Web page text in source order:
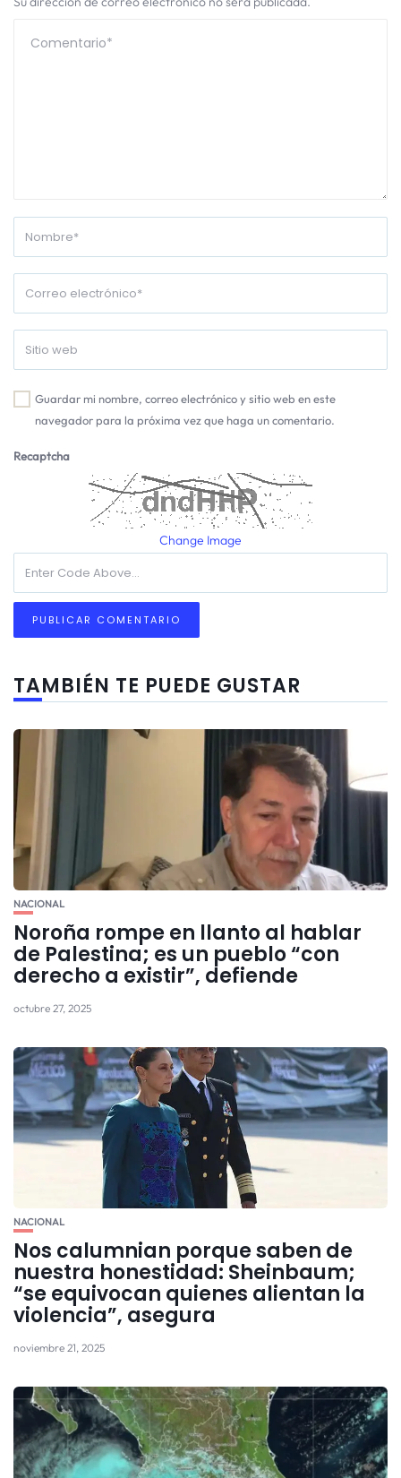
Guardar mi nombre, correo electrónico y sitio web en este
navegador para la próxima vez que haga un comentario.
Recaptcha
Change Image
TAMBIÉN TE PUEDE GUSTAR
NACIONAL
Noroña rompe en llanto al hablar
de Palestina; es un pueblo “con
derecho a existir”, defiende
octubre 27, 2025
NACIONAL
Nos calumnian porque saben de
nuestra honestidad: Sheinbaum;
“se equivocan quienes alientan la
violencia”, asegura
noviembre 21, 2025